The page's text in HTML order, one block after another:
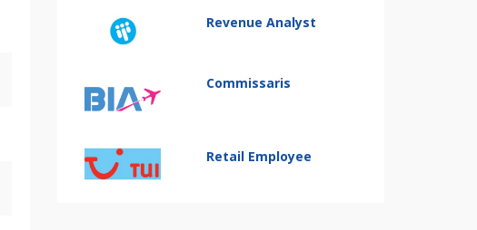
Revenue Analyst
Commissaris
Retail Employee